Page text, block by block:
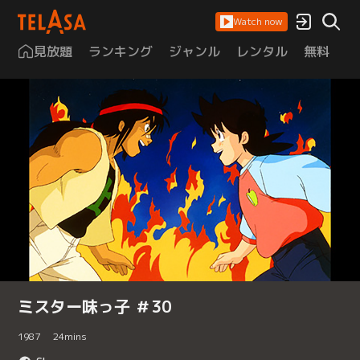
Watch now
見放題 ランキング ジャンル レンタル 無料
ミスター味っ子 ＃30
1987 24mins